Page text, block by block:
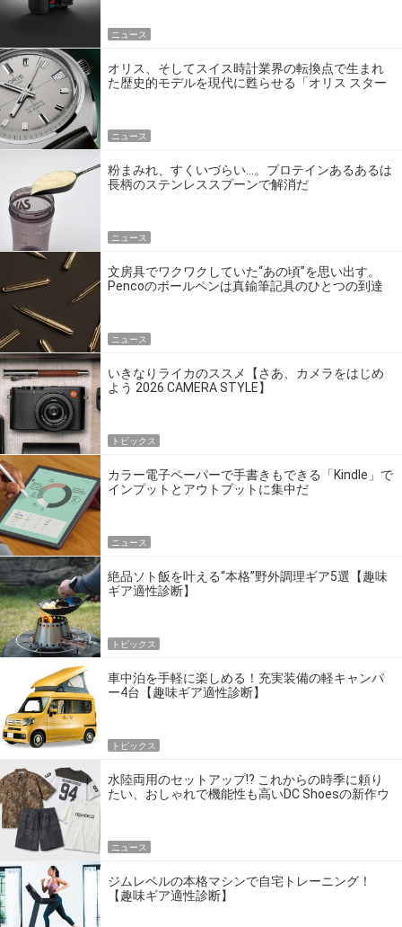
ニュース
オリス、そしてスイス時計業界の転換点で生まれ
た歴史的モデルを現代に甦らせる「オリス スター
ニュース
粉まみれ、すくいづらい…。プロテインあるあるは
長柄のステンレススプーンで解消だ
ニュース
文房具でワクワクしていた“あの頃”を思い出す。
Pencoのボールペンは真鍮筆記具のひとつの到達
ニュース
いきなりライカのススメ【さあ、カメラをはじめ
よう 2026 CAMERA STYLE】
トピックス
カラー電子ペーパーで手書きもできる「Kindle」で
インプットとアウトプットに集中だ
ニュース
絶品ソト飯を叶える“本格”野外調理ギア5選【趣味
ギア適性診断】
トピックス
車中泊を手軽に楽しめる！充実装備の軽キャンパ
ー4台【趣味ギア適性診断】
トピックス
水陸両用のセットアップ!? これからの時季に頼り
たい、おしゃれで機能性も高いDC Shoesの新作ウ
ニュース
ジムレベルの本格マシンで自宅トレーニング！
【趣味ギア適性診断】